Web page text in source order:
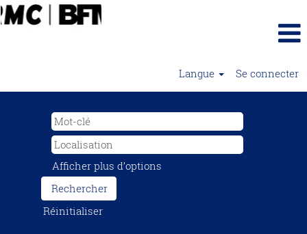
Langue Se connecter
Afficher plus d’options
Réinitialiser